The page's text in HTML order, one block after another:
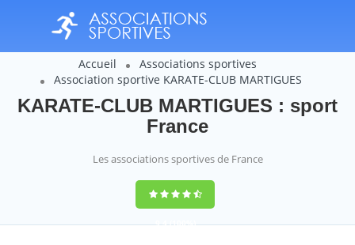
Accueil
Associations sportives
Association sportive KARATE-CLUB MARTIGUES
KARATE-CLUB MARTIGUES : sport
France
Les associations sportives de France
9,4(100%)